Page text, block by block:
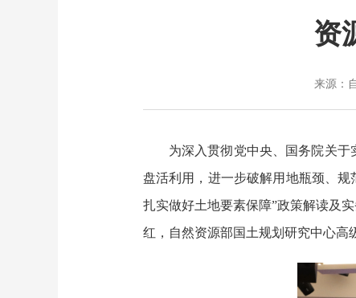
资
来源：
为深入贯彻党中央、国务院关
盘活利用，进一步破解用地瓶颈、
扎实做好土地要素保障”政策解读及
红，自然资源部国土规划研究中心高